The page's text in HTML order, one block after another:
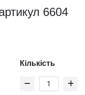
6604
Кількість